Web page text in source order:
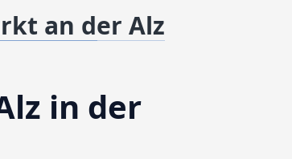
an der Alz
in der